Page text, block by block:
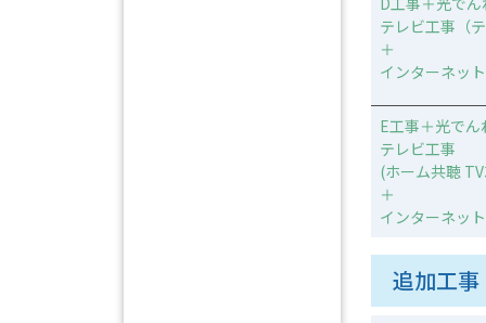
テレビ工事（
＋
インターネッ
E工事＋光でん
テレビ工事
(ホーム共聴
＋
インターネッ
追加工事